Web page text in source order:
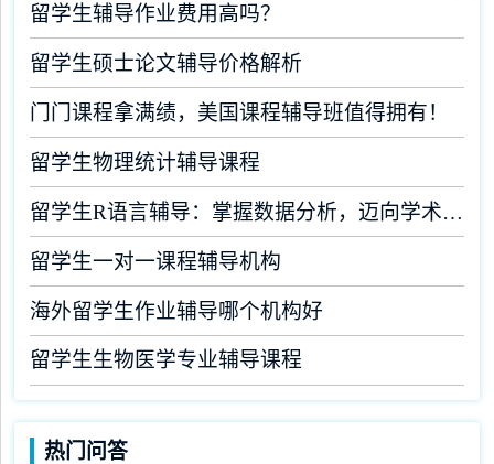
留学生辅导作业费用高吗？
留学生硕士论文辅导价格解析
门门课程拿满绩，美国课程辅导班值得拥有！
留学生物理统计辅导课程
留学生R语言辅导：掌握数据分析，迈向学术成功
留学生一对一课程辅导机构
海外留学生作业辅导哪个机构好
留学生生物医学专业辅导课程
热门问答